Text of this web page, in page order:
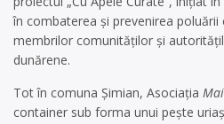
în combaterea și prevenirea
membrilor comunităților și
dunărene.
Tot în comuna Șimian, Asociația
container sub forma unui pește